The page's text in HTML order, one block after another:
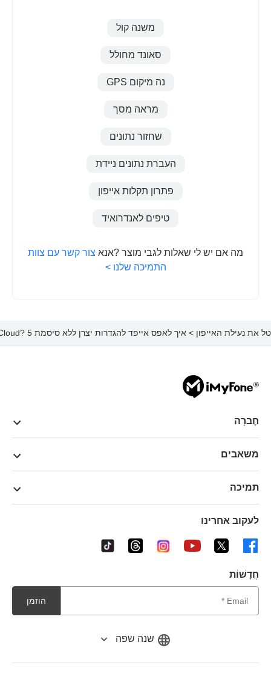
משנה קול
סאונד מחולל
נה מיקום GPS
מראה מסך
שחזור נתונים
העברת נתונים ניידת
פתרון תקלות אייפון
טיפים לאנדרואיד
מה אם יש לי שאלות לגבי מוצר ?אנא צור קשר עם צוות
התמיכה שלנו >
את נעילת האייפון> איך לאפס אייפד להגדרות יצרן ללא סיסמת iCloud? 5 דרכים מוכחות!
שנה שפה
חֶברָה
משאבים
תמיכה
לעקוב אחרינו
חֲדָשׁוֹת
הוזמן